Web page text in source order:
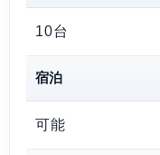
10台
宿泊
可能